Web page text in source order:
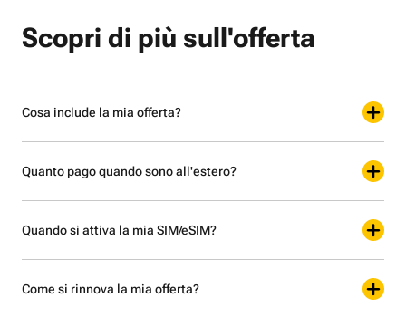
Scopri di più sull'offerta
Cosa include la mia offerta?
Quanto pago quando sono all'estero?
Quando si attiva la mia SIM/eSIM?
Come si rinnova la mia offerta?